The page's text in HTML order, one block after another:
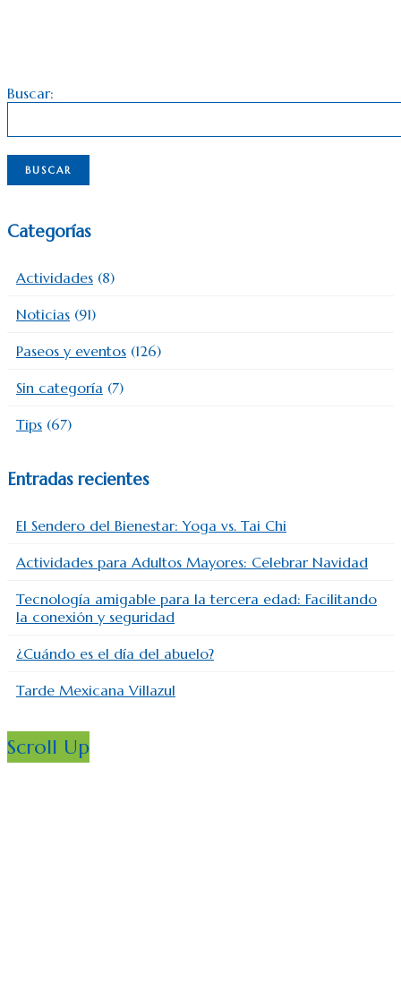
Buscar:
Categorías
Actividades (8)
Noticias (91)
Paseos y eventos (126)
Sin categoría (7)
Tips (67)
Entradas recientes
El Sendero del Bienestar: Yoga vs. Tai Chi
Actividades para Adultos Mayores: Celebrar Navidad
Tecnología amigable para la tercera edad: Facilitando
la conexión y seguridad
¿Cuándo es el día del abuelo?
Tarde Mexicana Villazul
Scroll Up